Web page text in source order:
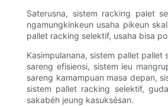
Saterusna, sistem racking palet
ngamungkinkeun usaha pikeun
pallet racking selektif, usaha bisa
Kasimpulanana, sistem pallet
sareng efisiensi, sistem ieu
sareng kamampuan masa depan,
sistem pallet racking selektif,
sakabéh jeung kasuksésan.